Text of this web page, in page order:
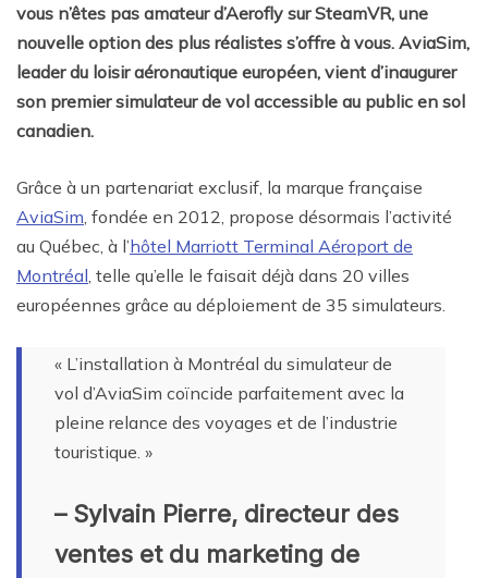
vous n’êtes pas amateur d’Aerofly sur SteamVR, une
nouvelle option des plus réalistes s’offre à vous. AviaSim,
leader du loisir aéronautique européen, vient d’inaugurer
son premier simulateur de vol accessible au public en sol
canadien.
Grâce à un partenariat exclusif, la marque française
AviaSim , fondée en 2012, propose désormais l’activité
au Québec, à l’hôtel Marriott Terminal Aéroport de
Montréal , telle qu’elle le faisait déjà dans 20 villes
européennes grâce au déploiement de 35 simulateurs.
« L’installation à Montréal du simulateur de
vol d’AviaSim coïncide parfaitement avec la
pleine relance des voyages et de l’industrie
touristique. »
– Sylvain Pierre, directeur des
ventes et du marketing de